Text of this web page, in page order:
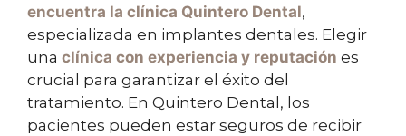
encuentra la clínica Quintero Dental,
especializada en implantes dentales. Elegir
una clínica con experiencia y reputación es
crucial para garantizar el éxito del
tratamiento. En Quintero Dental, los
pacientes pueden estar seguros de recibir